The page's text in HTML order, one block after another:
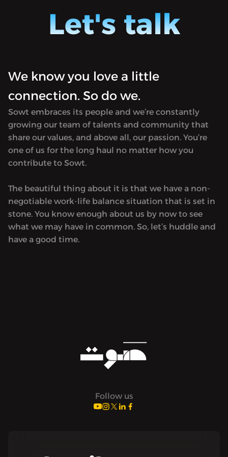
يُمكن الاستماع إلى الموسم قبل مواعيد النشر
الأصلية عبر الاشتراك في قناة «صوت بلَس»
إعلانات. Hosted on Acast. See
acast.com/privacy for more information.
Let's talk
We know you love a little
connection. So do we.
Sowt embraces its people and we’re constantly
growing our team of talents and community that
share our values, and above all, our passion. You’re
one of us for the long haul no matter how you
contribute to Sowt.
The beautiful thing about it is that we have a non-
negotiable work-life balance situation that is set in
stone. You know enough about us by now to see
what we may have in common. So, let’s huddle and
have a good time.
Follow us